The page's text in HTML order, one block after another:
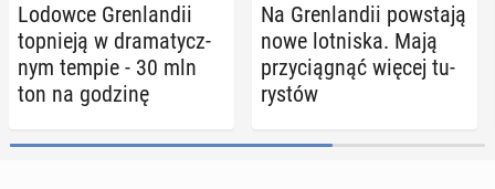
Lodowce Gren­lan­dii
top­nie­ją w dra­ma­tycz­
nym tempie - 30 mln
ton na godzinę
Na Gren­lan­dii po­wsta­ją
nowe lot­ni­ska. Mają
przy­cią­gnąć więcej tu­
ry­stów